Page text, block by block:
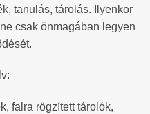
tanulás, tárolás. Ilyenkor
csak önmagában legyen
falra rögzített tárolók,